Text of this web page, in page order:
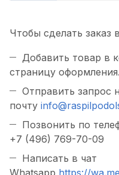
Чтобы сделать заказ
Добавить товар в
страницу оформления.
Отправить запрос
почту
Позвонить по
+7 (496) 769-70-09
Написать в чат